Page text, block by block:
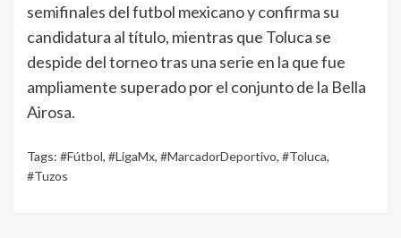
semifinales del futbol mexicano y confirma su
candidatura al título, mientras que Toluca se
despide del torneo tras una serie en la que fue
ampliamente superado por el conjunto de la Bella
Airosa.
Tags: #Fútbol, #LigaMx, #MarcadorDeportivo, #Toluca,
#Tuzos